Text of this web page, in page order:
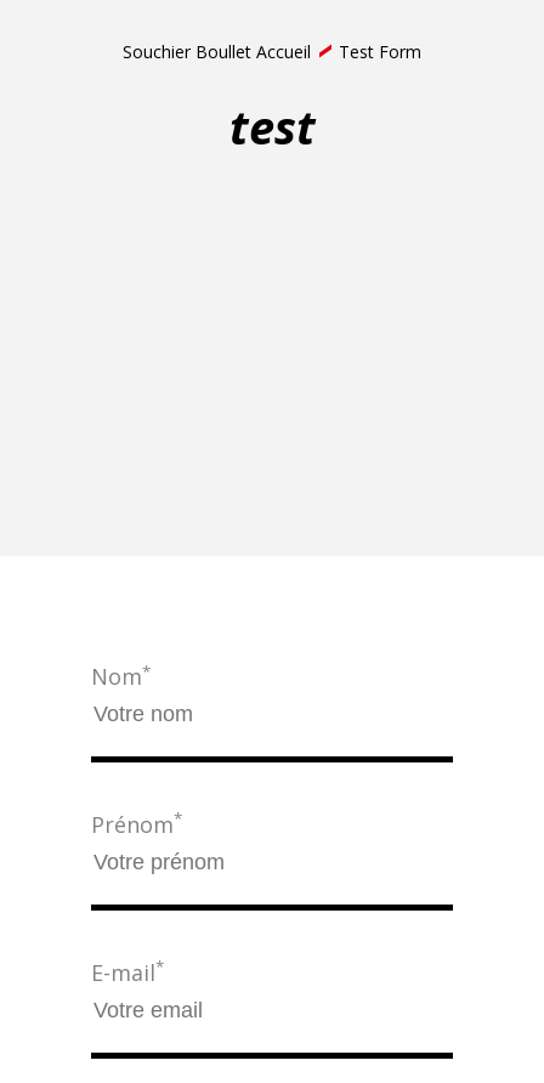
Souchier Boullet Accueil Test Form
test
Nom*
Prénom*
E-mail*